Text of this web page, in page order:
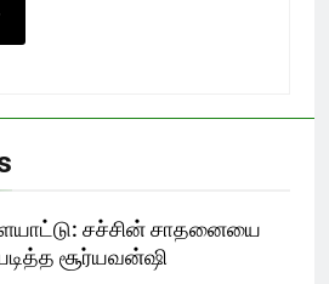
சச்சின் சாதனையை
சூர்யவன்ஷி